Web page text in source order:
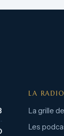
LA RADIO
La grille
Les